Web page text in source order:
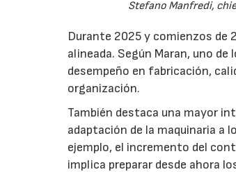
Stefano Manfredi,
Durante 2025 y comienzos de
alineada. Según Maran, uno
desempeño en fabricación,
organización.
También destaca una mayor
adaptación de la maquinaria a
ejemplo, el incremento del
implica preparar desde ahora